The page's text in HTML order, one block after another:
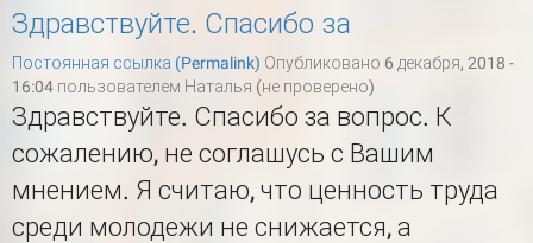
Здравствуйте. Спасибо за
Постоянная ссылка (Permalink) Опубликовано 6 декабря, 2018 -
16:04 пользователем Наталья (не проверено)
Здравствуйте. Спасибо за вопрос. К
сожалению, не соглашусь с Вашим
мнением. Я считаю, что ценность труда
среди молодежи не снижается, а